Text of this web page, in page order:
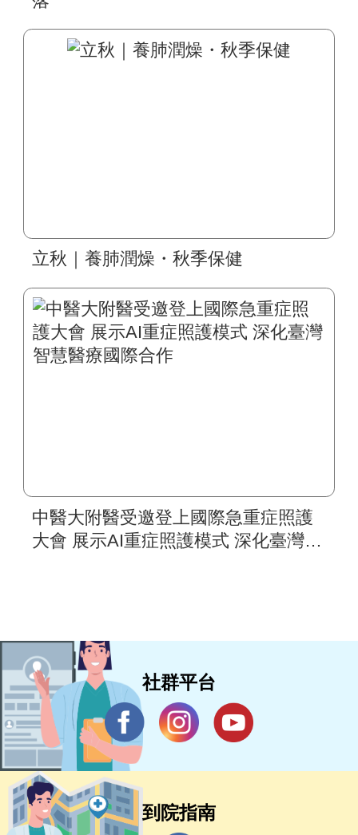
立秋｜養肺潤燥・秋季保健
中醫大附醫受邀登上國際急重症照護
大會 展示AI重症照護模式 深化臺灣智
社群平台
到院指南